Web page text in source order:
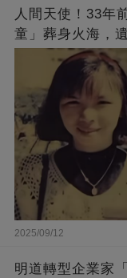
人間天使！33年
童」葬身火海，
崩：真正的英雄
2025/09/12
明道轉型企業家